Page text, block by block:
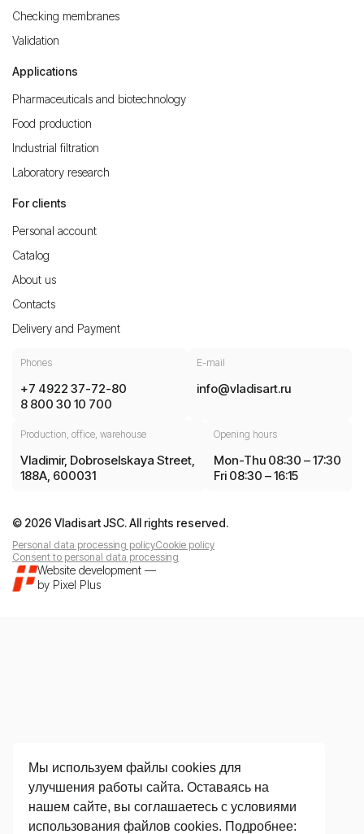
Checking membranes
Validation
Applications
Pharmaceuticals and biotechnology
Food production
Industrial filtration
Laboratory research
For clients
Personal account
Catalog
About us
Contacts
Delivery and Payment
Phones
+7 4922 37-72-80
8 800 30 10 700
E-mail
info@vladisart.ru
Production, office, warehouse
Vladimir, Dobroselskaya Street,
188A, 600031
Opening hours
Mon-Thu 08:30 – 17:30
Fri 08:30 – 16:15
© 2026 Vladisart JSC. All rights reserved.
Personal data processing policyCookie policy
Consent to personal data processing
Website development —
by Pixel Plus
Мы используем файлы cookies для
улучшения работы сайта. Оставаясь на
нашем сайте, вы соглашаетесь с условиями
использования файлов cookies. Подробнее: